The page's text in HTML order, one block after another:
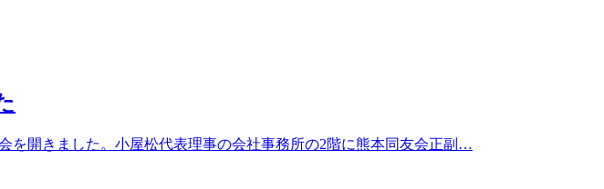
を開きました。小屋松代表理事の会社事務所の2階に熊本同友会正副…